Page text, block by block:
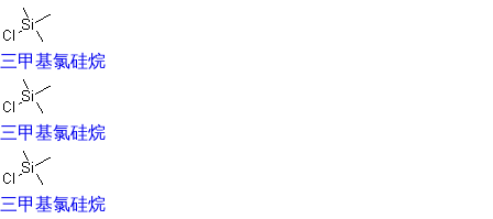
三甲基氯硅烷简介
管制信息
本品不受管制 （《危险化学品名录》第32186条有此产品
列表）
三甲基氯硅烷名称
中文名称：三甲基氯硅烷
英文别名：Trimethylchlorosilane ，Trimethylsilyl chloride ，
三甲基氯硅烷
三甲基氯硅烷
三甲基氯硅烷